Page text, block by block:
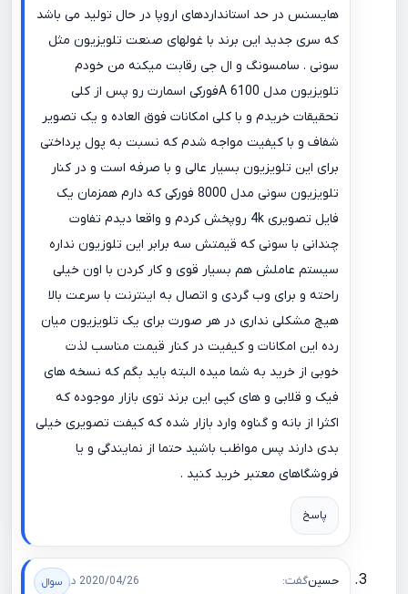
هایسنس در حد استانداردهای اروپا در حال تولید می باشد
که سری جدید این برند با غولهای صنعت تلویزیون مثل
سونی . سامسونگ و ال جی رقابت میکنه من خودم
تلویزیون مدل 6100 Aفورکی اسمارت رو پس از کلی
تحقیقات خریدم و با کلی امکانات فوق العاده و یک تصویر
شفاف و با کیفیت مواجه شدم که نسبت به پول پرداختی
برای این تلویزیون بسیار عالی و با صرفه است و در کنار
تلویزیون سونی مدل 8000 فورکی که دارم همزمان یک
فایل تصویری 4k روپخش کردم و واقعا دیدم تفاوت
چندانی با سونی که قیمتش سه برابر این تلوزیون نداره
سیستم عاملش هم بسیار قوی و کار کردن با اون خیلی
راحته و برای وب گردی و اتصال به اینترنت با سرعت بالا
هیچ مشکلی نداری در هر صورت برای یک تلویزیون میان
رده این امکانات و کیفیت در کنار قیمت مناسب لذت
خوبی از خرید به شما میده البته باید بگم که نسخه های
فیک و قلابی و های کپی این برند توی بازار موجوده که
اکثرا از بانه و گناوه وارد بازار شده که کیفت تصویری خیلی
بدی دارند پس مواظب باشید حتما از نمایندگی و یا
فروشگاهای معتبر خرید کنید .
پاسخ
حسینگفت: 2020/04/26 در 00:04